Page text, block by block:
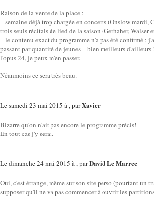
Raison de la vente de la place :
– semaine déjà trop chargée en concerts (Onslow mardi,
trois seuls récitals de lied de la saison (Gerhaher, Walser
– le contenu exact du programme n'a pas été confirmé ;
passant par quantité de jeunes – bien meilleurs
l'opus 24, je peux m'en passer.
Néanmoins ce sera très beau.
Le samedi 23 mai 2015 à , parXavier
Bizarre qu'on n'ait pas encore le programme précis!
En tout cas j'y serai.
Le dimanche 24 mai 2015 à , parDavid Le Marrec
Oui, c'est étrange, même sur son site perso (pourtant
supposer qu'il ne va pas commencer à ouvrir les